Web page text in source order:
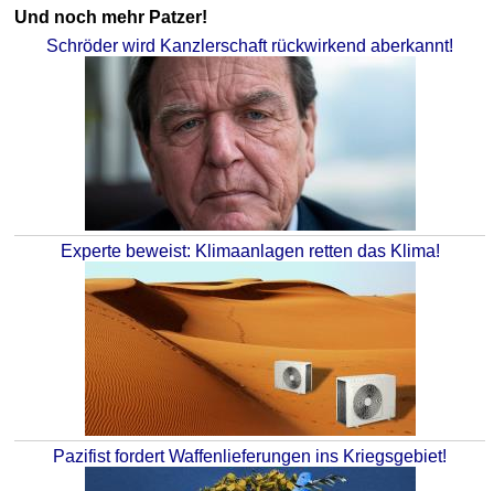
Und noch mehr Patzer!
Schröder wird Kanzlerschaft rückwirkend aberkannt!
Experte beweist: Klimaanlagen retten das Klima!
Pazifist fordert Waffenlieferungen ins Kriegsgebiet!